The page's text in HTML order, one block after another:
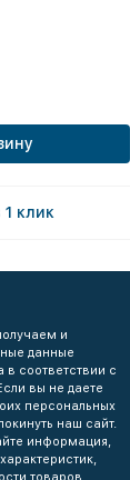
1 клик
и
данные
в соответствии с
вы не даете
персональных
наш сайт.
информация,